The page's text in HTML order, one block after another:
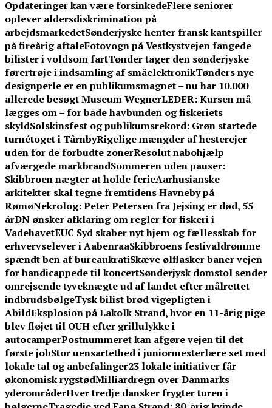
Opdateringer kan være forsinkedeFlere seniorer
oplever aldersdiskrimination på
arbejdsmarkedetSønderjyske henter fransk kantspiller
på fireårig aftaleFotovogn på Vestkystvejen fangede
bilister i voldsom fartTønder tager den sønderjyske
førertrøje i indsamling af småelektronikTønders nye
designperle er en publikumsmagnet – nu har 10.000
allerede besøgt Museum WegnerLEDER: Kursen må
lægges om – for både havbunden og fiskeriets
skyldSolskinsfest og publikumsrekord: Grøn startede
turnétoget i TårnbyRigelige mængder af hesterejer
uden for de forbudte zonerResolut nabohjælp
afværgede markbrandSommeren uden pauser:
Skibbroen nægter at holde ferieAarhusianske
arkitekter skal tegne fremtidens Havneby på
RømøNekrolog: Peter Petersen fra Jejsing er død, 55
årDN ønsker afklaring om regler for fiskeri i
VadehavetEUC Syd skaber nyt hjem og fællesskab for
erhvervselever i AabenraaSkibbroens festivaldrømme
spændt ben af bureaukratiSkæve ølflasker baner vejen
for handicappede til koncertSønderjysk domstol sender
omrejsende tyveknægte ud af landet efter målrettet
indbrudsbølgeTysk bilist brød vigepligten i
AbildEksplosion på Lakolk Strand, hvor en 11-årig pige
blev fløjet til OUH efter grillulykke i
autocamperPostnummeret kan afgøre vejen til det
første jobStor uensartethed i juniormesterlære set med
lokale tal og anbefalinger23 lokale initiativer får
økonomisk rygstødMilliardregn over Danmarks
yderområderHver tredje dansker frygter turen i